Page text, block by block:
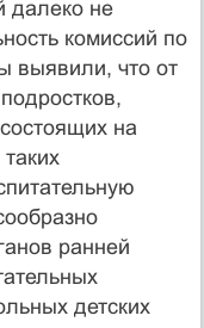
далеко не
комиссий по
выявили, что от
на
ранней
детских